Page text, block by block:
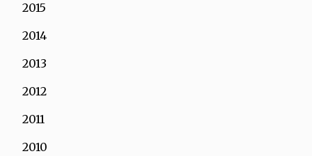
2015
2014
2013
2012
2011
2010